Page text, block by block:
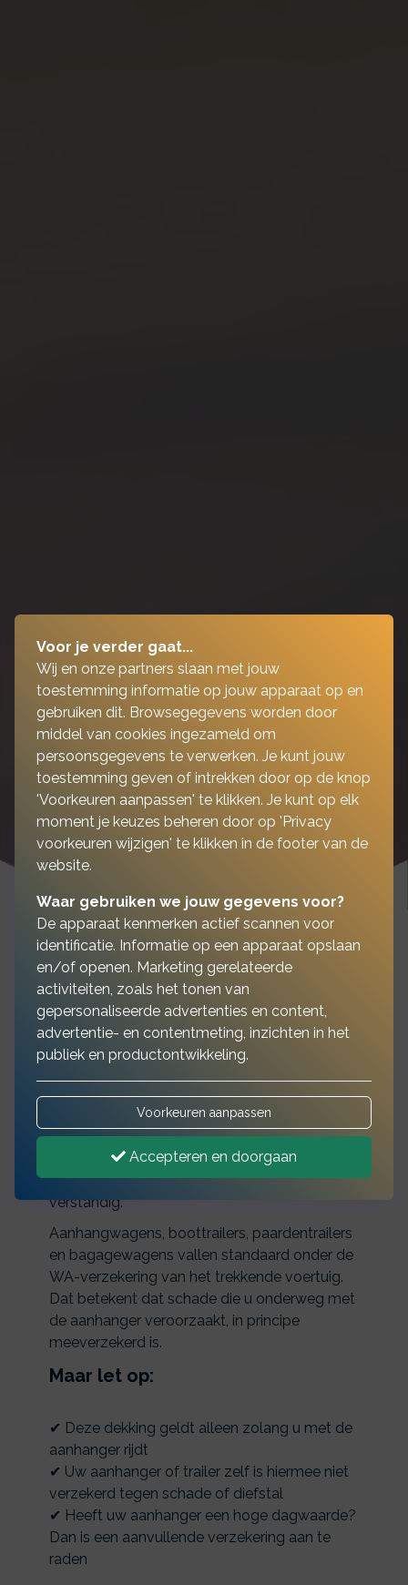
Heeft u recent een
aanhanger of trailer
gekocht?
Dan vraagt u zich misschien af:moet ik mijn
aanhanger verzekeren?En het eerlijke
antwoord is: een aanhangerverzekering
afsluiten is niet verplicht, maar vaak wél
verstandig.
Aanhangwagens, boottrailers, paardentrailers
en bagagewagens vallen standaard onder de
WA-verzekering van het trekkende voertuig.
Dat betekent dat schade die u onderweg met
de aanhanger veroorzaakt, in principe
meeverzekerd is.
Maar let op:
✔ Deze dekking geldt alleen zolang u met de
aanhanger rijdt
✔ Uw aanhanger of trailer zelf is hiermee niet
verzekerd tegen schade of diefstal
✔ Heeft uw aanhanger een hoge dagwaarde?
Dan is een aanvullende verzekering aan te
raden
Voor je verder gaat...
Wij en onze partners slaan met jouw
toestemming informatie op jouw apparaat op en
gebruiken dit. Browsegegevens worden door
middel van cookies ingezameld om
persoonsgegevens te verwerken. Je kunt jouw
toestemming geven of intrekken door op de knop
'Voorkeuren aanpassen' te klikken. Je kunt op elk
moment je keuzes beheren door op 'Privacy
voorkeuren wijzigen' te klikken in de footer van de
website.
Waar gebruiken we jouw gegevens voor?
De apparaat kenmerken actief scannen voor
identificatie. Informatie op een apparaat opslaan
en/of openen. Marketing gerelateerde
activiteiten, zoals het tonen van
gepersonaliseerde advertenties en content,
advertentie- en contentmeting, inzichten in het
publiek en productontwikkeling.
Voorkeuren aanpassen
Accepteren en doorgaan